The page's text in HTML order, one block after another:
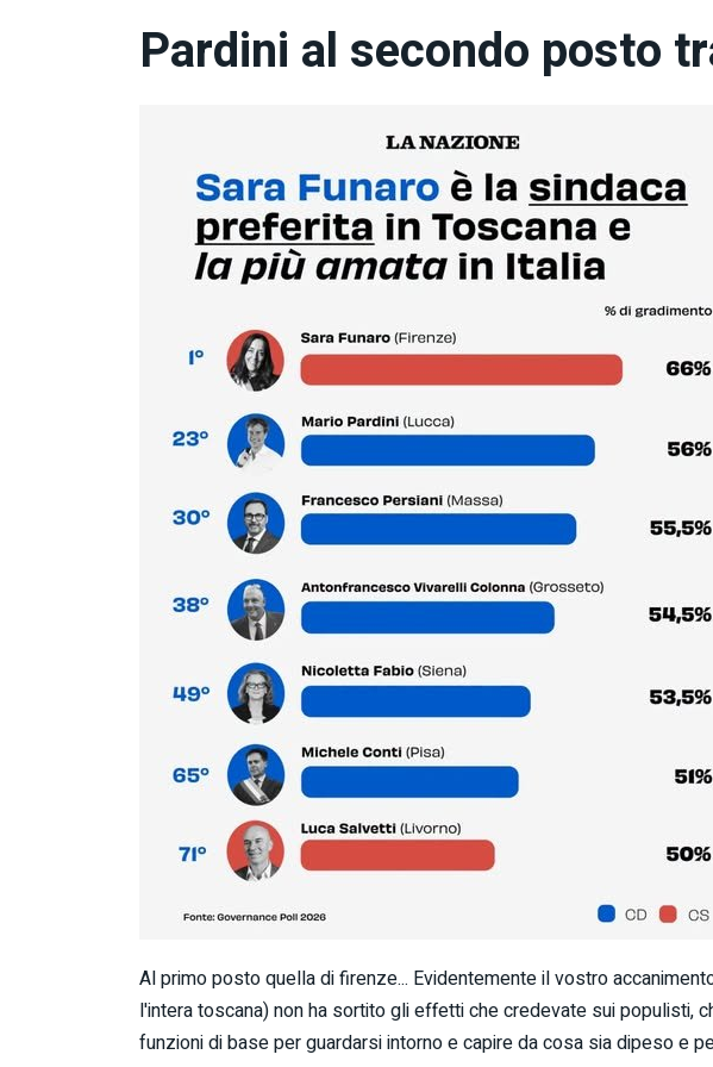
Pardini al secondo posto
Al primo posto quella di firenze... Evidentemente il vostro
l'intera toscana) non ha sortito gli effetti che credevate sui populisti,
funzioni di base per guardarsi intorno e capire da cosa sia dipeso e